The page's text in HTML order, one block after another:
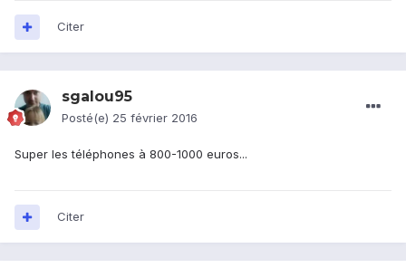
Citer
sgalou95
Posté(e) 25 février 2016
Super les téléphones à 800-1000 euros...
Citer